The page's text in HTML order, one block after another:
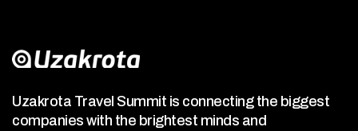
Uzakrota Travel Summit is connecting the biggest
companies with the brightest minds and